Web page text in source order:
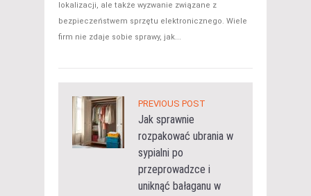
lokalizacji, ale także wyzwanie związane z
bezpieczeństwem sprzętu elektronicznego. Wiele
firm nie zdaje sobie sprawy, jak...
PREVIOUS POST
Jak sprawnie
rozpakować ubrania w
sypialni po
przeprowadzce i
uniknąć bałaganu w